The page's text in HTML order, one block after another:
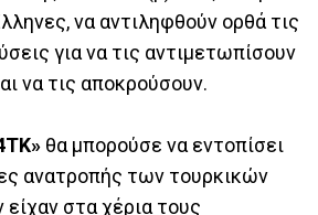
να αντιληφθούν ορθά τις
για να τις αντιμετωπίσουν
να τις αποκρούσουν.
θα μπορούσε να εντοπίσει
ανατροπής των τουρκικών
είχαν στα χέρια τους